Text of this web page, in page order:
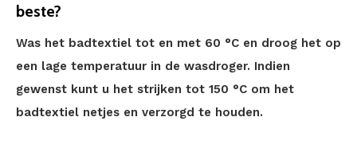
beste?
Was het badtextiel tot en met 60 °C en droog het op
een lage temperatuur in de wasdroger. Indien
gewenst kunt u het strijken tot 150 °C om het
badtextiel netjes en verzorgd te houden.